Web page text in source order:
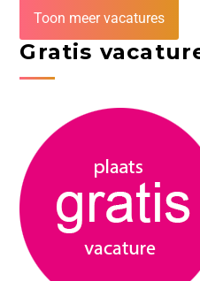
Toon meer vacatures
Gratis